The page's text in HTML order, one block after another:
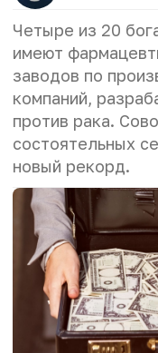
Четыре из 20
имеют
заводов по
компаний,
против рака.
состоятельных
новый рекорд.